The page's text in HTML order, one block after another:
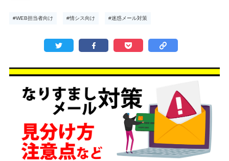
#WEB担当者向け #情シス向け #迷惑メール対策